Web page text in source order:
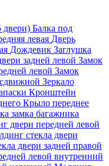
двери) Балка под
левая Дверь
Дождевик Заглушка
задней левой Замок
левой Замок
Зеркало
Кронштейн
Крыло переднее
замка багажника
двери передней левой
стекла двери
двери задней правой
левой внутренний